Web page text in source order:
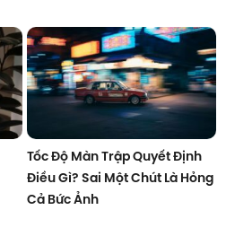
Tốc Độ Màn Trập Quyết Định
Điều Gì? Sai Một Chút Là Hỏng
Cả Bức Ảnh